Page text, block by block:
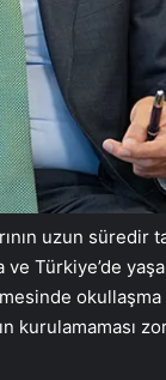
uzun süredir
Türkiye’de
okullaşma
kurulamaması